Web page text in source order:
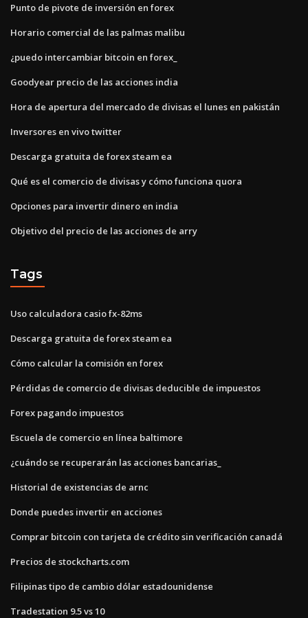
Punto de pivote de inversión en forex
Horario comercial de las palmas malibu
¿puedo intercambiar bitcoin en forex_
Goodyear precio de las acciones india
Hora de apertura del mercado de divisas el lunes en pakistán
Inversores en vivo twitter
Descarga gratuita de forex steam ea
Qué es el comercio de divisas y cómo funciona quora
Opciones para invertir dinero en india
Objetivo del precio de las acciones de arry
Tags
Uso calculadora casio fx-82ms
Descarga gratuita de forex steam ea
Cómo calcular la comisión en forex
Pérdidas de comercio de divisas deducible de impuestos
Forex pagando impuestos
Escuela de comercio en línea baltimore
¿cuándo se recuperarán las acciones bancarias_
Historial de existencias de arnc
Donde puedes invertir en acciones
Comprar bitcoin con tarjeta de crédito sin verificación canadá
Precios de stockcharts.com
Filipinas tipo de cambio dólar estadounidense
Tradestation 9.5 vs 10